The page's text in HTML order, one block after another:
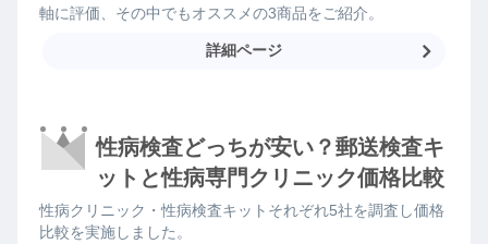
軸に評価、その中でもオススメの3商品をご紹介。
詳細ページ
性病検査どっちが安い？郵送検査キ
ットと性病専門クリニック価格比較
性病クリニック・性病検査キットそれぞれ5社を調査し価格
比較を実施しました。